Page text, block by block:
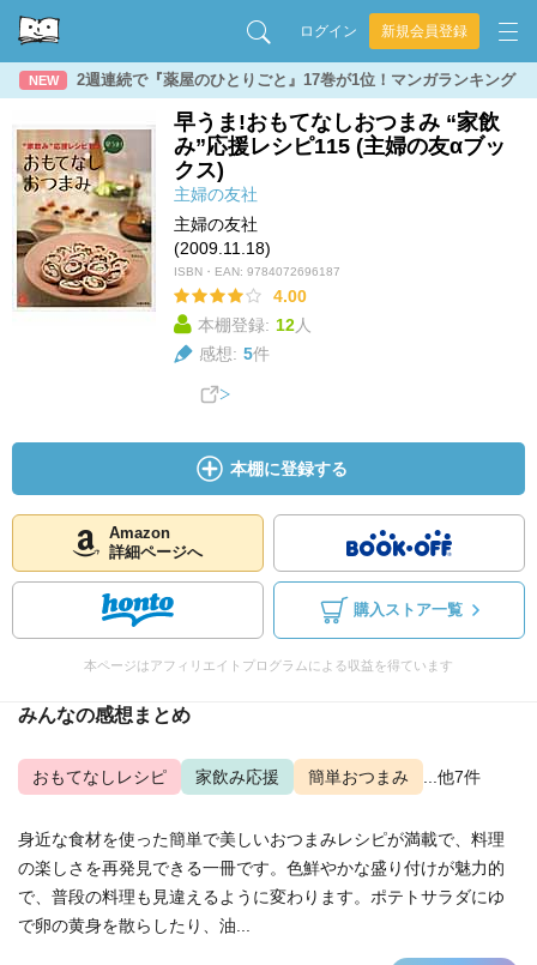
ログイン 新規会員登録
NEW 2週連続で『薬屋のひとりごと』17巻が1位！マンガランキング
早うま!おもてなしおつまみ “家飲
み”応援レシピ115 (主婦の友αブッ
クス)
主婦の友社
主婦の友社
(2009.11.18)
ISBN・EAN: 9784072696187
4.00
本棚登録: 12人
感想: 5件
本棚に登録する
Amazon
詳細ページへ
購入ストア一覧
本ページはアフィリエイトプログラムによる収益を得ています
みんなの感想まとめ
おもてなしレシピ 家飲み応援 簡単おつまみ ...他7件
身近な食材を使った簡単で美しいおつまみレシピが満載で、料理
の楽しさを再発見できる一冊です。色鮮やかな盛り付けが魅力的
で、普段の料理も見違えるように変わります。ポテトサラダにゆ
で卵の黄身を散らしたり、油...